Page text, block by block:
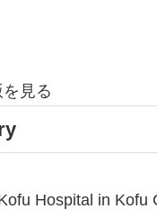
見る
Hospital in Kofu